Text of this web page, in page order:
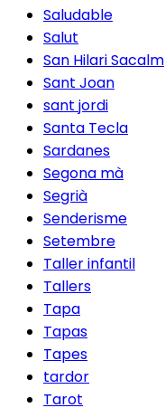
Saludable
Salut
San Hilari Sacalm
Sant Joan
sant jordi
Santa Tecla
Sardanes
Segona mà
Segrià
Senderisme
Setembre
Taller infantil
Tallers
Tapa
Tapas
Tapes
tardor
Tarot